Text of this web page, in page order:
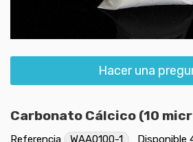
Hacer una
Carbonato Cálcico (10
Referencia WAA0100-1 Disponible